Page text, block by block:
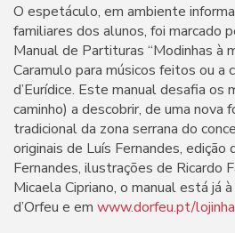
O espetáculo, em ambiente
familiares dos alunos, foi marcado
Manual de Partituras “Modinhas à
Caramulo para músicos feitos ou a
d’Eurídice. Este manual desafia os
caminho) a descobrir, de uma nova
tradicional da zona serrana do
originais de Luís Fernandes,
Fernandes, ilustrações de Ricardo
Micaela Cipriano, o manual está já
d’Orfeu e em www.dorfeu.pt/lojinha